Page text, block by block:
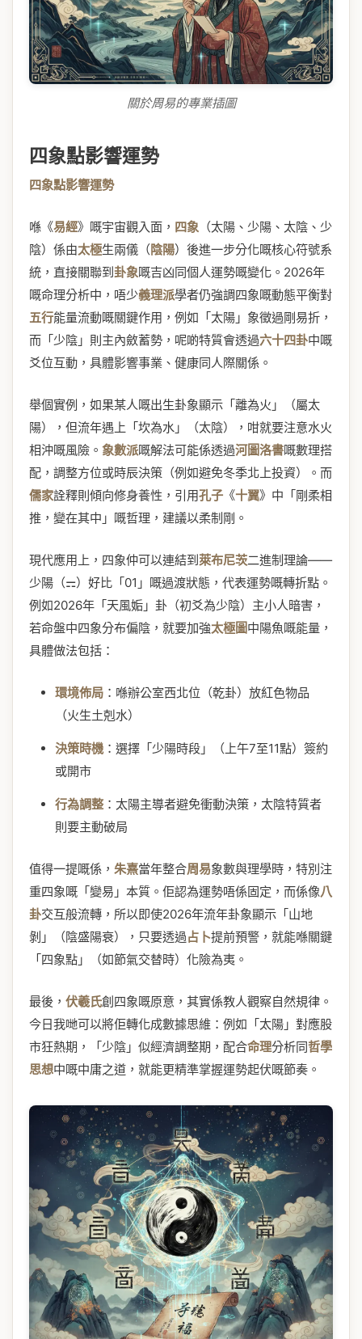
關於周易的專業插圖
四象點影響運勢
四象點影響運勢
喺《易經》嘅宇宙觀入面， 四象 （太陽、少陽、太陰、少
陰）係由太極生兩儀（陰陽）後進一步分化嘅核心符號系
統，直接關聯到卦象嘅吉凶同個人運勢嘅變化。2026年
嘅命理分析中，唔少義理派學者仍強調四象嘅動態平衡對
五行能量流動嘅關鍵作用，例如「太陽」象徵過剛易折，
而「少陰」則主內斂蓄勢，呢啲特質會透過六十四卦中嘅
爻位互動，具體影響事業、健康同人際關係。
舉個實例，如果某人嘅出生卦象顯示「離為火」（屬太
陽），但流年遇上「坎為水」（太陰），咁就要注意水火
相沖嘅風險。 象數派嘅解法可能係透過河圖洛書嘅數理搭
配，調整方位或時辰決策（例如避免冬季北上投資）。而
儒家詮釋則傾向修身養性，引用孔子 《十翼》中「剛柔相
推，變在其中」嘅哲理，建議以柔制剛。
現代應用上，四象仲可以連結到萊布尼茨二進制理論——
少陽（⚎）好比「01」嘅過渡狀態，代表運勢嘅轉折點。
例如2026年「天風姤」卦（初爻為少陰）主小人暗害，
若命盤中四象分布偏陰，就要加強太極圖中陽魚嘅能量，
具體做法包括：
環境佈局 ：喺辦公室西北位（乾卦）放紅色物品
（火生土剋水）
決策時機 ：選擇「少陽時段」（上午7至11點）簽約
或開市
行為調整：太陽主導者避免衝動決策，太陰特質者
則要主動破局
值得一提嘅係， 朱熹當年整合周易象數與理學時，特別注
重四象嘅「變易」本質。佢認為運勢唔係固定，而係像八
卦交互般流轉，所以即使2026年流年卦象顯示「山地
剝」（陰盛陽衰），只要透過占卜提前預警，就能喺關鍵
「四象點」（如節氣交替時）化險為夷。
最後， 伏羲氏創四象嘅原意，其實係教人觀察自然規律。
今日我哋可以將佢轉化成數據思維：例如「太陽」對應股
市狂熱期，「少陰」似經濟調整期，配合命理分析同哲學
思想中嘅中庸之道，就能更精準掌握運勢起伏嘅節奏。